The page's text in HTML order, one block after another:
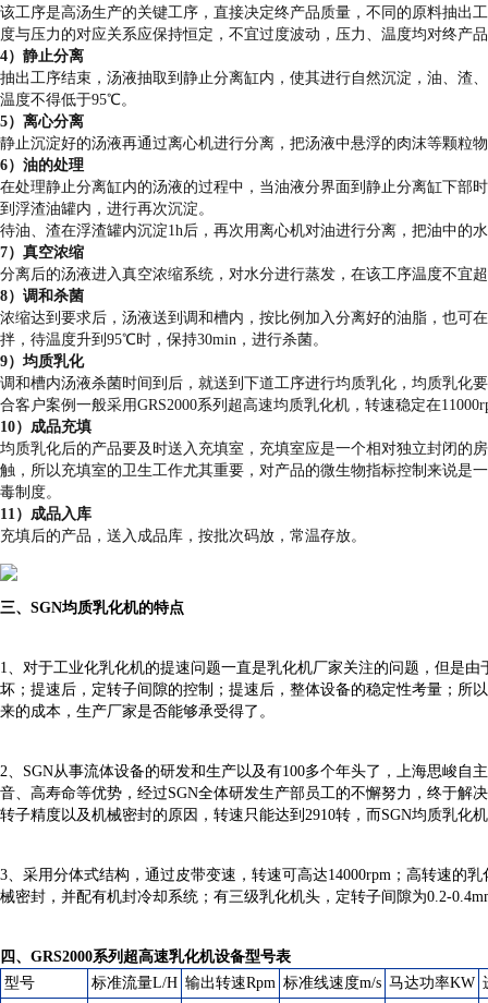
该工序是高汤生产的关键工序，直接决定终产品质量，不同的原料抽出
度与压力的对应关系应保持恒定，不宜过度波动，压力、温度均对终产
4）静止分离
抽出工序结束，汤液抽取到静止分离缸内，使其进行自然沉淀，油、渣
温度不得低于95℃。
5）离心分离
静止沉淀好的汤液再通过离心机进行分离，把汤液中悬浮的肉沫等颗粒
6）油的处理
在处理静止分离缸内的汤液的过程中，当油液分界面到静止分离缸下部
到浮渣油罐内，进行再次沉淀。
待油、渣在浮渣罐内沉淀1h后，再次用离心机对油进行分离，把油中的
7）真空浓缩
分离后的汤液进入真空浓缩系统，对水分进行蒸发，在该工序温度不宜
8）调和杀菌
浓缩达到要求后，汤液送到调和槽内，按比例加入分离好的油脂，也可
拌，待温度升到95℃时，保持30min，进行杀菌。
9）均质乳化
调和槽内汤液杀菌时间到后，就送到下道工序进行均质乳化，均质乳化
合客户案例一般采用GRS2000系列超高速均质乳化机，转速稳定在
10）成品充填
均质乳化后的产品要及时送入充填室，充填室应是一个相对独立封闭的
触，所以充填室的卫生工作尤其重要，对产品的微生物指标控制来说是
毒制度。
11）成品入库
充填后的产品，送入成品库，按批次码放，常温存放。
三、SGN均质乳化机的特点
1、 对于工业化乳化机的提速问题一直是乳化机厂家关注的问题，但是
坏；提速后，定转子间隙的控制；提速后，整体设备的稳定性考量；所
来的成本，生产厂家是否能够承受得了。
2、SGN从事流体设备的研发和生产以及有100多个年头了，上海思峻自
音、高寿命等优势，经过SGN全体研发生产部员工的不懈努力，终于解
转子精度以及机械密封的原因，转速只能达到2910转，而SGN均质乳化
3、采用分体式结构，通过皮带变速，转速可高达14000rpm；高转速的
械密封，并配有机封冷却系统；有三级乳化机头，定转子间隙为0.2-
四、GRS2000系列超高速乳化机设备型号表
型号
标准流量L/H 输出转速Rpm 标准线速度m/s 马达功率KW